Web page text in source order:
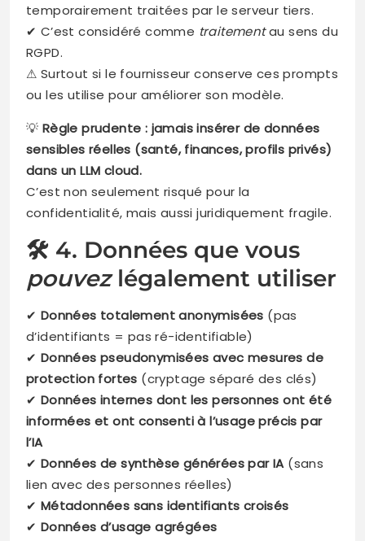
temporairement traitées par le serveur tiers.
✔ C’est considéré comme traitementau sens du
RGPD.
⚠ Surtout si le fournisseur conserve ces prompts
ou les utilise pour améliorer son modèle.
💡 Règle prudente : jamais insérer de données
sensibles réelles (santé, finances, profils privés)
dans un LLM cloud.
C’est non seulement risqué pour la
confidentialité, mais aussi juridiquement fragile.
🛠️ 4. Données que vous
pouvezlégalement utiliser
✔ Données totalement anonymisées (pas
d’identifiants = pas ré-identifiable)
✔ Données pseudonymisées avec mesures de
protection fortes (cryptage séparé des clés)
✔ Données internes dont les personnes ont été
informées et ont consenti à l’usage précis par
l’IA
✔ Données de synthèse générées par IA(sans
lien avec des personnes réelles)
✔ Métadonnées sans identifiants croisés
✔ Données d’usage agrégées